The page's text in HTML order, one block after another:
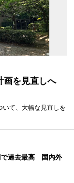
画を見直しへ
て、大幅な見直しを
で過去最高 国内外